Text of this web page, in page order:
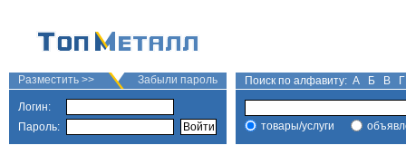
Разместить >> Забыли пароль
Логин:
Пароль:
Поиск по алфавиту: А Б В Г
товары/услуги